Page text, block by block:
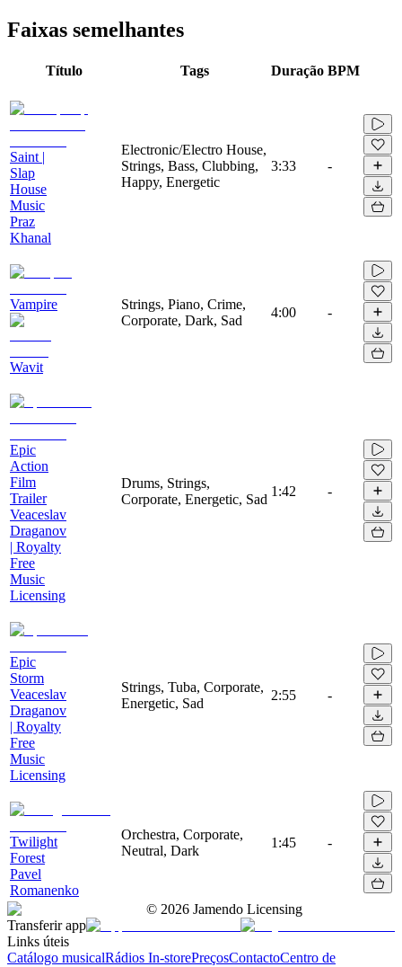
Faixas semelhantes
Título Tags Duração BPM
Saint |
Slap
House
Music
Praz
Khanal
Electronic/Electro House,
Strings, Bass, Clubbing,
Happy, Energetic
3:33 -
Vampire
Wavit
Strings, Piano, Crime,
Corporate, Dark, Sad
4:00 -
Epic
Action
Film
Trailer
Veaceslav
Draganov
| Royalty
Free
Music
Licensing
Drums, Strings,
Corporate, Energetic, Sad
1:42 -
Epic
Storm
Veaceslav
Draganov
| Royalty
Free
Music
Licensing
Strings, Tuba, Corporate,
Energetic, Sad
2:55 -
Twilight
Forest
Pavel
Romanenko
Orchestra, Corporate,
Neutral, Dark
1:45 -
© 2026 Jamendo Licensing
Transferir app
Links úteis
Catálogo musicalRádios In-storePreçosContactoCentro de